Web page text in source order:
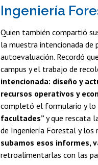
Ingeniería
Quien también compartió
la muestra intencionada de
autoevaluación. Recordó
campus y el trabajo de
intencionada: diseño y
recursos operativos y
completó el formulario y lo
facultades” y que rescata
de Ingeniería Forestal y los
subamos esos informes,
retroalimentarlas con las